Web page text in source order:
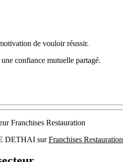
de vouloir réussir.
confiance mutuelle partagé.
Franchises Restauration
DETHAI surFranchises Restauration